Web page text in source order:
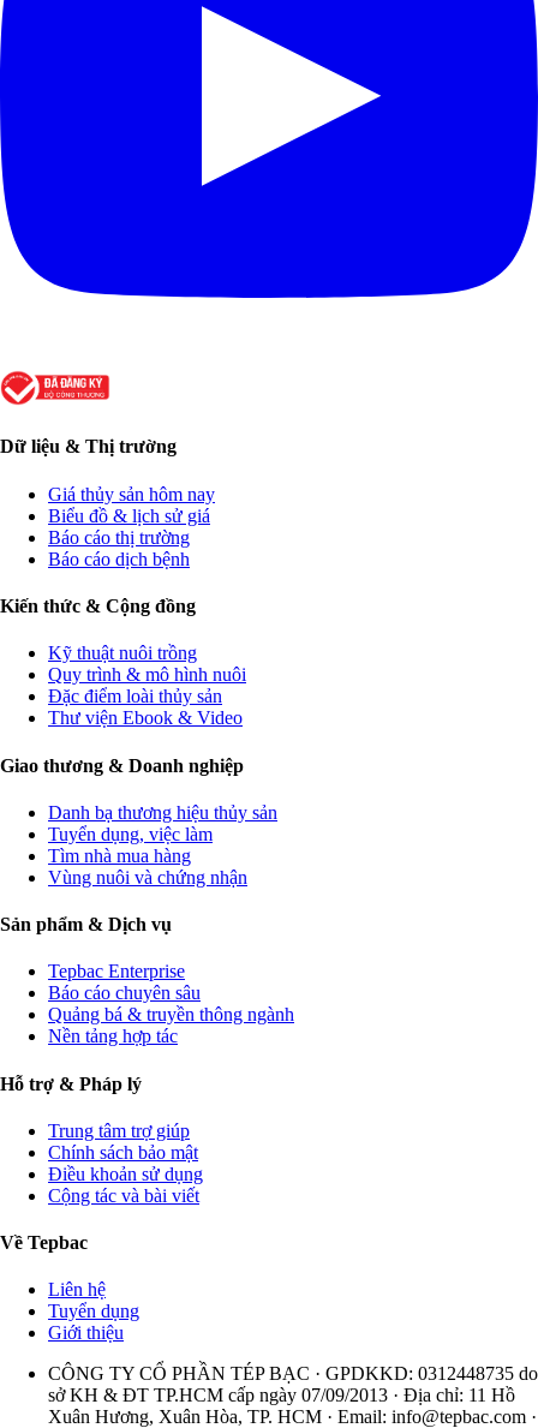
Dữ liệu & Thị trường
Giá thủy sản hôm nay
Biểu đồ & lịch sử giá
Báo cáo thị trường
Báo cáo dịch bệnh
Kiến thức & Cộng đồng
Kỹ thuật nuôi trồng
Quy trình & mô hình nuôi
Đặc điểm loài thủy sản
Thư viện Ebook & Video
Giao thương & Doanh nghiệp
Danh bạ thương hiệu thủy sản
Tuyển dụng, việc làm
Tìm nhà mua hàng
Vùng nuôi và chứng nhận
Sản phẩm & Dịch vụ
Tepbac Enterprise
Báo cáo chuyên sâu
Quảng bá & truyền thông ngành
Nền tảng hợp tác
Hỗ trợ & Pháp lý
Trung tâm trợ giúp
Chính sách bảo mật
Điều khoản sử dụng
Cộng tác và bài viết
Về Tepbac
Liên hệ
Tuyển dụng
Giới thiệu
CÔNG TY CỔ PHẦN TÉP BẠC · GPDKKD: 0312448735 do
sở KH & ĐT TP.HCM cấp ngày 07/09/2013 · Địa chỉ: 11 Hồ
Xuân Hương, Xuân Hòa, TP. HCM · Email: info@tepbac.com ·